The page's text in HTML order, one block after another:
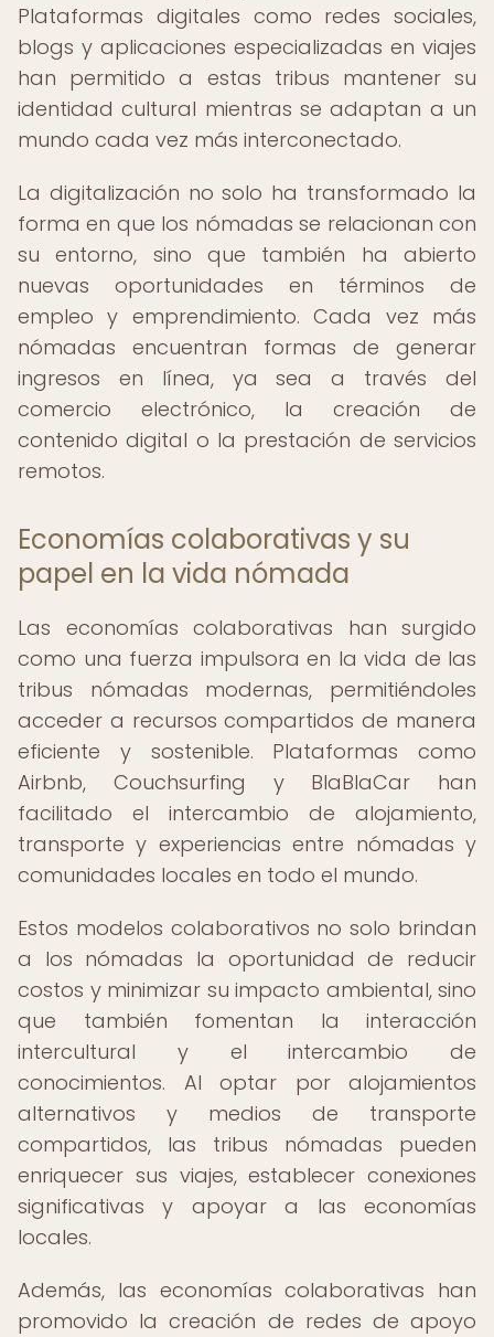
Plataformas digitales como redes sociales,
blogs y aplicaciones especializadas en viajes
han permitido a estas tribus mantener su
identidad cultural mientras se adaptan a un
mundo cada vez más interconectado.
La digitalización no solo ha transformado la
forma en que los nómadas se relacionan con
su entorno, sino que también ha abierto
nuevas oportunidades en términos de
empleo y emprendimiento. Cada vez más
nómadas encuentran formas de generar
ingresos en línea, ya sea a través del
comercio electrónico, la creación de
contenido digital o la prestación de servicios
remotos.
Economías colaborativas y su
papel en la vida nómada
Las economías colaborativas han surgido
como una fuerza impulsora en la vida de las
tribus nómadas modernas, permitiéndoles
acceder a recursos compartidos de manera
eficiente y sostenible. Plataformas como
Airbnb, Couchsurfing y BlaBlaCar han
facilitado el intercambio de alojamiento,
transporte y experiencias entre nómadas y
comunidades locales en todo el mundo.
Estos modelos colaborativos no solo brindan
a los nómadas la oportunidad de reducir
costos y minimizar su impacto ambiental, sino
que también fomentan la interacción
intercultural y el intercambio de
conocimientos. Al optar por alojamientos
alternativos y medios de transporte
compartidos, las tribus nómadas pueden
enriquecer sus viajes, establecer conexiones
significativas y apoyar a las economías
locales.
Además, las economías colaborativas han
promovido la creación de redes de apoyo